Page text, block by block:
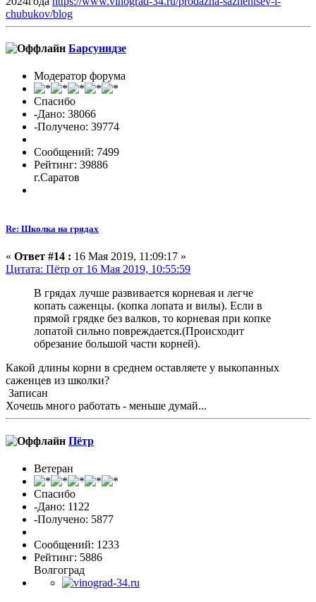
chubukov/blog
Барсунидзе
Модератор форума
Спасибо
-Дано: 38066
-Получено: 39774
Сообщений: 7499
Рейтинг: 39886
г.Саратов
Re: Школка на грядах
« Ответ #14 : 16 Мая 2019, 11:09:17 »
Цитата: Пётр от 16 Мая 2019, 10:55:59
В грядах лучше развивается корневая и легче
копать саженцы. (копка лопата и вилы). Если в
прямой грядке без валков, то корневая при копке
лопатой сильно повреждается.(Происходит
обрезание большой части корней).
Какой длины корни в среднем оставляете у выкопанных
саженцев из школки?
Записан
Хочешь много работать - меньше думай...
Пётр
Ветеран
Спасибо
-Дано: 1122
-Получено: 5877
Сообщений: 1233
Рейтинг: 5886
Волгоград